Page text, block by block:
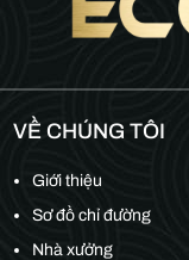
VỀ CHÚNG TÔI
Giới thiệu
Sơ đồ chỉ đường
Nhà xưởng